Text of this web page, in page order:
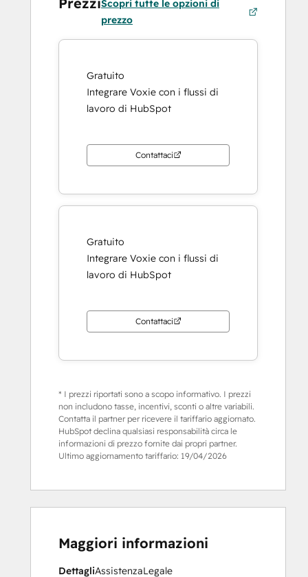
Scopri tutte le opzioni di
prezzo
Gratuito
Integrare Voxie con i flussi di
lavoro di HubSpot
Contattaci
Gratuito
Integrare Voxie con i flussi di
lavoro di HubSpot
Contattaci
* I prezzi riportati sono a scopo informativo. I prezzi
non includono tasse, incentivi, sconti o altre variabili.
Contatta il partner per ricevere il tariffario aggiornato.
HubSpot declina qualsiasi responsabilità circa le
informazioni di prezzo fornite dai propri partner.
Ultimo aggiornamento tariffario: 19/04/2026
Maggiori informazioni
DettagliAssistenzaLegale